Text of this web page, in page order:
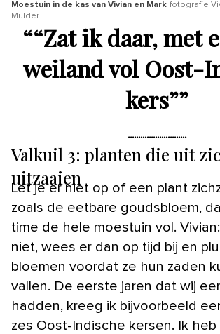
Moestuin in de kas van Vivian en Mark fotografie
Mulder
““Zat ik daar, met
weiland vol Oost-
kers””
Valkuil 3: planten die uit
uitzaaien
Let je er niet op of een plant
zoals de eetbare goudsbloem,
time de hele moestuin vol. Vivian:
niet, wees er dan op tijd bij en
bloemen voordat ze hun zaden
vallen. De eerste jaren dat wij
hadden, kreeg ik bijvoorbeeld
zes Oost-Indische kersen. Ik heb